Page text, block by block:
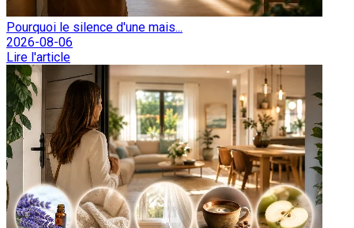
Pourquoi le silence d'une mais...
2026-08-06
Lire l'article